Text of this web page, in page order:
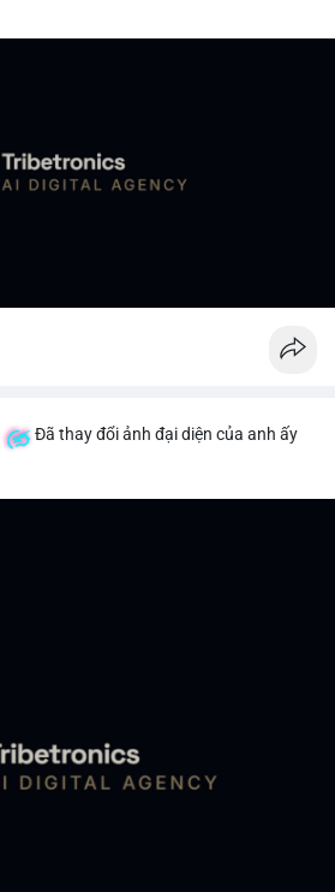
Đã thay đổi ảnh đại diện của anh ấy